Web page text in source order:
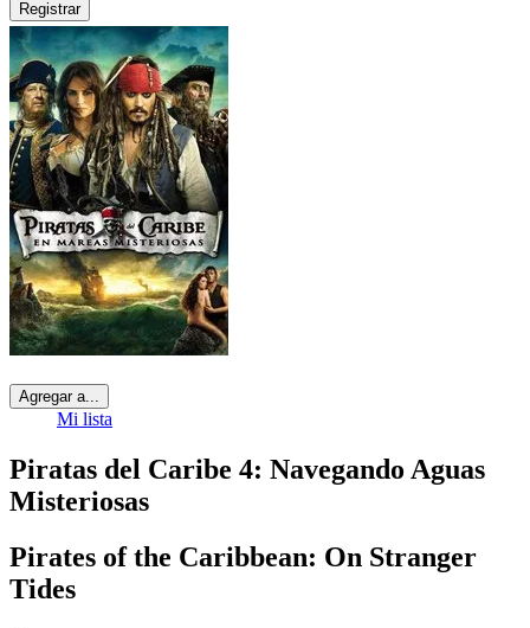
Registrar
Agregar a...
Mi lista
Piratas del Caribe 4: Navegando Aguas
Misteriosas
Pirates of the Caribbean: On Stranger
Tides